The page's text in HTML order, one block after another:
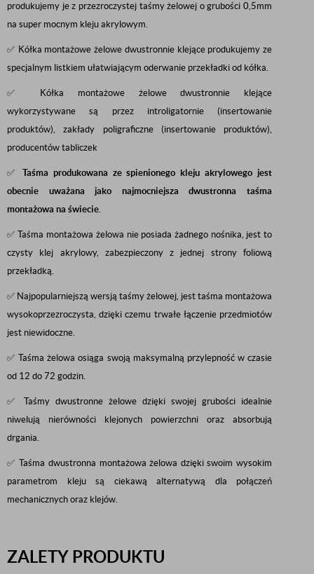
produkujemy je z przezroczystej taśmy żelowej o grubości 0,5mm
na super mocnym kleju akrylowym.
✅ Kółka montażowe żelowe dwustronnie klejące produkujemy ze
specjalnym listkiem ułatwiającym oderwanie przekładki od kółka.
✅ Kółka montażowe żelowe dwustronnie klejące
wykorzystywane są przez introligatornie (insertowanie
produktów), zakłady poligraficzne (insertowanie produktów),
producentów tabliczek
✅ Taśma produkowana ze spienionego kleju akrylowego jest
obecnie uważana jako najmocniejsza dwustronna taśma
montażowa na świecie.
✅ Taśma montażowa żelowa nie posiada żadnego nośnika, jest to
czysty klej akrylowy, zabezpieczony z jednej strony foliową
przekładką.
✅ Najpopularniejszą wersją taśmy żelowej, jest taśma montażowa
wysokoprzezroczysta, dzięki czemu trwałe łączenie przedmiotów
jest niewidoczne.
✅ Taśma żelowa osiąga swoją maksymalną przylepność w czasie
od 12 do 72 godzin.
✅ Taśmy dwustronne żelowe dzięki swojej grubości idealnie
niwelują nierówności klejonych powierzchni oraz absorbują
drgania.
✅ Taśma dwustronna montażowa żelowa dzięki swoim wysokim
parametrom kleju są ciekawą alternatywą dla połączeń
mechanicznych oraz klejów.
ZALETY PRODUKTU